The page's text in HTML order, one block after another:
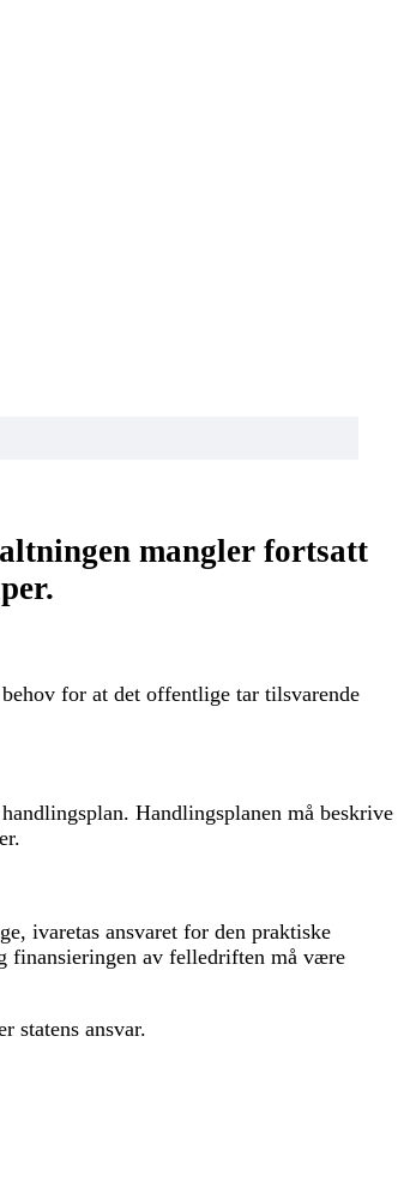
mangler fortsatt
for at det offentlige tar tilsvarende
Handlingsplanen må beskrive
ivaretas ansvaret for den praktiske
finansieringen av felledriften må være
statens ansvar.